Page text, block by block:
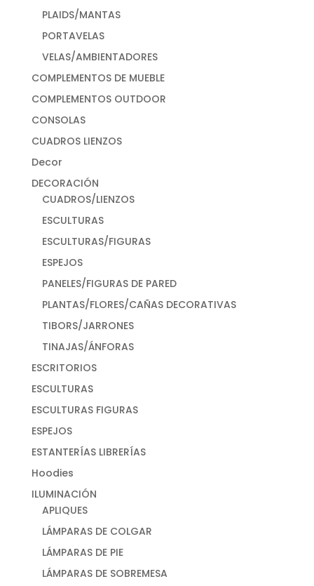
PLAIDS/MANTAS
PORTAVELAS
VELAS/AMBIENTADORES
COMPLEMENTOS DE MUEBLE
COMPLEMENTOS OUTDOOR
CONSOLAS
CUADROS LIENZOS
Decor
DECORACIÓN
CUADROS/LIENZOS
ESCULTURAS
ESCULTURAS/FIGURAS
ESPEJOS
PANELES/FIGURAS DE PARED
PLANTAS/FLORES/CAÑAS DECORATIVAS
TIBORS/JARRONES
TINAJAS/ÁNFORAS
ESCRITORIOS
ESCULTURAS
ESCULTURAS FIGURAS
ESPEJOS
ESTANTERÍAS LIBRERÍAS
Hoodies
ILUMINACIÓN
APLIQUES
LÁMPARAS DE COLGAR
LÁMPARAS DE PIE
LÁMPARAS DE SOBREMESA